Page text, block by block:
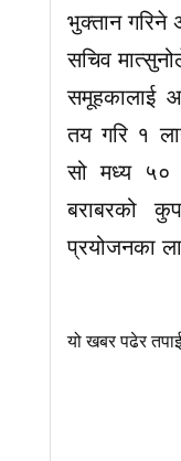
भुक्तान गरिने
सचिव
समूहकालाई
तय गरि १
सो मध्य
बराबरको
प्रयोजनका
यो खबर पढेर